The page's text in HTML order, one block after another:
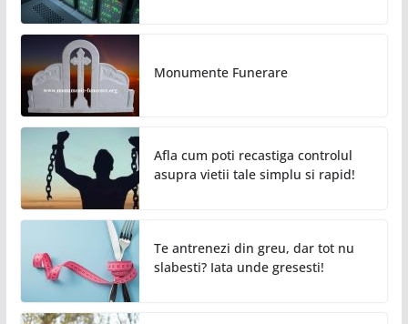
Monumente Funerare
Afla cum poti recastiga controlul
asupra vietii tale simplu si rapid!
Te antrenezi din greu, dar tot nu
slabesti? Iata unde gresesti!